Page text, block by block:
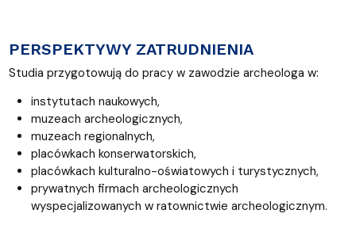
PERSPEKTYWY ZATRUDNIENIA
Studia przygotowują do pracy w zawodzie archeologa w:
instytutach naukowych,
muzeach archeologicznych,
muzeach regionalnych,
placówkach konserwatorskich,
placówkach kulturalno-oświatowych i turystycznych,
prywatnych firmach archeologicznych
wyspecjalizowanych w ratownictwie archeologicznym.